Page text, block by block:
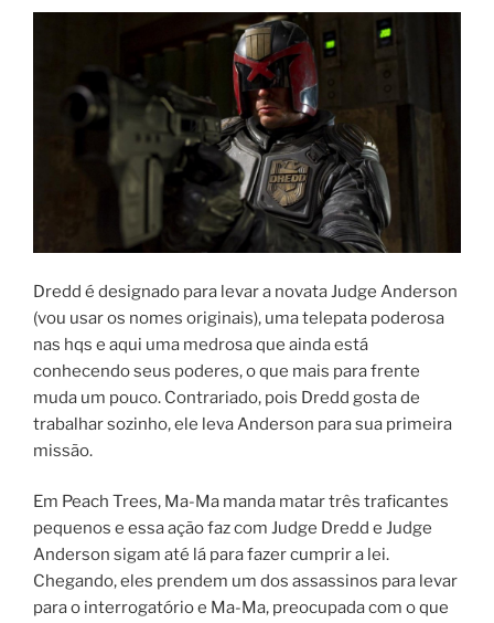
Dredd é designado para levar a novata Judge Anderson
(vou usar os nomes originais), uma telepata poderosa
nas hqs e aqui uma medrosa que ainda está
conhecendo seus poderes, o que mais para frente
muda um pouco. Contrariado, pois Dredd gosta de
trabalhar sozinho, ele leva Anderson para sua primeira
missão.
Em Peach Trees, Ma-Ma manda matar três traficantes
pequenos e essa ação faz com Judge Dredd e Judge
Anderson sigam até lá para fazer cumprir a lei.
Chegando, eles prendem um dos assassinos para levar
para o interrogatório e Ma-Ma, preocupada com o que